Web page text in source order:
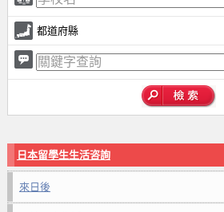
都道府縣
日本留學生生活咨詢
來日後